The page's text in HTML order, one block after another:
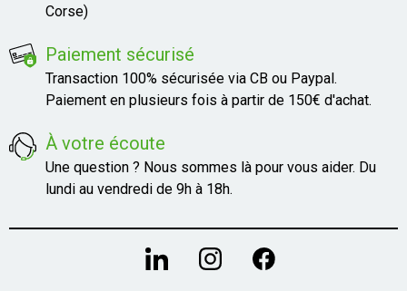
Corse)
Paiement sécurisé
Transaction 100% sécurisée via CB ou Paypal.
Paiement en plusieurs fois à partir de 150€ d'achat.
À votre écoute
Une question ? Nous sommes là pour vous aider. Du
lundi au vendredi de 9h à 18h.